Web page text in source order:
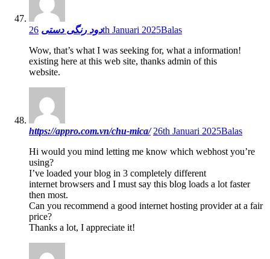
دود رنگی دستی26th Januari 2025Balas
Wow, that’s what I was seeking for, what a information!
existing here at this web site, thanks admin of this
website.
https://appro.com.vn/chu-mica/ 26th Januari 2025Balas
Hi would you mind letting me know which webhost you’re
using?
I’ve loaded your blog in 3 completely different
internet browsers and I must say this blog loads a lot faster
then most.
Can you recommend a good internet hosting provider at a fair
price?
Thanks a lot, I appreciate it!